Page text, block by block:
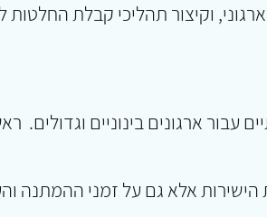
וקיצור תהליכי קבלת החלטות
ארגונים בינוניים וגדולים.
אלא גם על זמני ההמתנה